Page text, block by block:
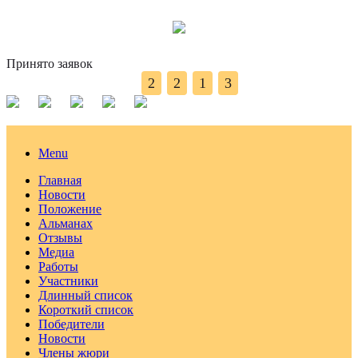
Принято заявок
2 2 1 3
Menu
Главная
Новости
Положение
Альманах
Отзывы
Медиа
Работы
Участники
Длинный список
Короткий список
Победители
Новости
Члены жюри